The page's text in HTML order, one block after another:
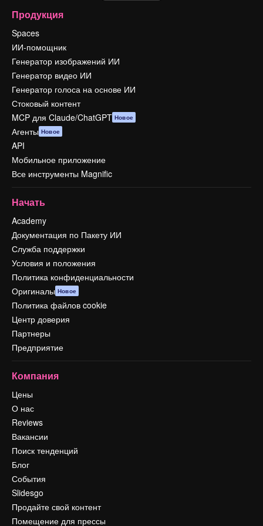
Продукция
Spaces
ИИ-помощник
Генератор изображений ИИ
Генератор видео ИИ
Генератор голоса на основе ИИ
Стоковый контент
MCP для Claude/ChatGPT Новое
Агенты Новое
API
Мобильное приложение
Все инструменты Magnific
Начать
Academy
Документация по Пакету ИИ
Служба поддержки
Условия и положения
Политика конфиденциальности
Оригиналы Новое
Политика файлов cookie
Центр доверия
Партнеры
Предприятие
Компания
Цены
О нас
Reviews
Вакансии
Поиск тенденций
Блог
События
Slidesgo
Продайте свой контент
Помещение для прессы